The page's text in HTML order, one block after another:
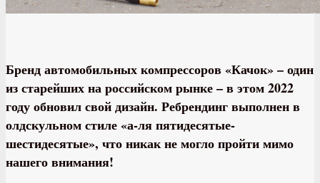
Бренд автомобильных компрессоров «Качок» – один
из старейших на российском рынке – в этом 2022
году обновил свой дизайн. Ребрендинг выполнен в
олдскульном стиле «а-ля пятидесятые-
шестидесятые», что никак не могло пройти мимо
нашего внимания!